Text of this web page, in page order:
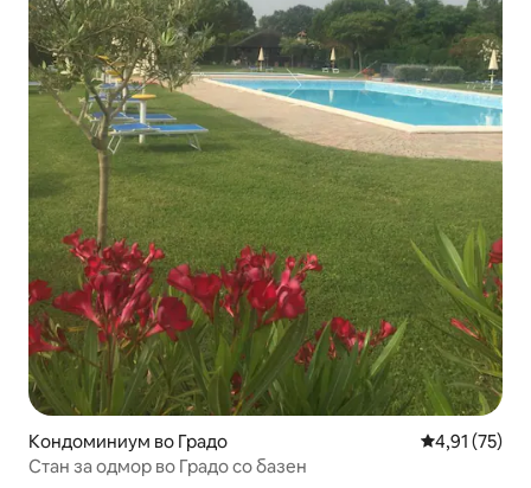
Кондоминиум во Градо Просечна
4,91 (75)
Стан за одмор во Градо со базен